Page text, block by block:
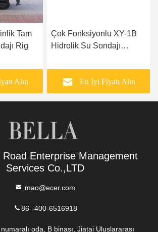
Tam
Rig
Alın
Çok Fonksiyonlu XY-1B
Hidrolik Su Sondajı
En İyi Fiyatı Alın
Road Enterprise Management
Services Co.,LTD
mao@ecer.com
86--400-6516918
oda, B binası, Jiatai Uluslararası